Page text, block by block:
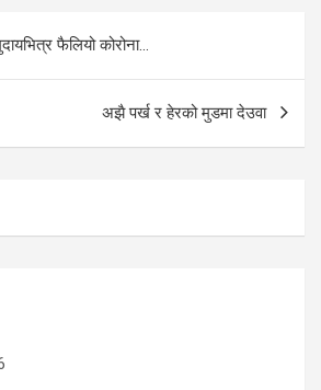
फैलियो कोरोना…
अझै पर्ख र हेरको मुडमा देउवा